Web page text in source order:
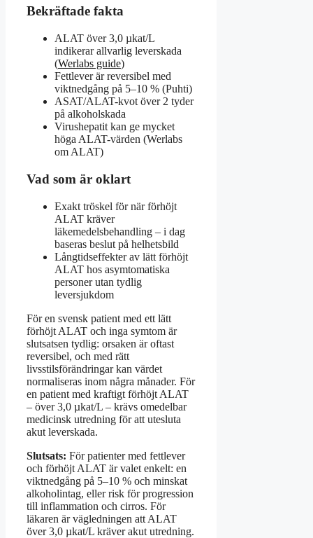
Bekräftade fakta
ALAT över 3,0 µkat/L
indikerar allvarlig leverskada
(Werlabs guide)
Fettlever är reversibel med
viktnedgång på 5–10 % (Puhti)
ASAT/ALAT-kvot över 2 tyder
på alkoholskada
Virushepatit kan ge mycket
höga ALAT-värden (Werlabs
om ALAT)
Vad som är oklart
Exakt tröskel för när förhöjt
ALAT kräver
läkemedelsbehandling – i dag
baseras beslut på helhetsbild
Långtidseffekter av lätt förhöjt
ALAT hos asymtomatiska
personer utan tydlig
leversjukdom
För en svensk patient med ett lätt
förhöjt ALAT och inga symtom är
slutsatsen tydlig: orsaken är oftast
reversibel, och med rätt
livsstilsförändringar kan värdet
normaliseras inom några månader. För
en patient med kraftigt förhöjt ALAT
– över 3,0 µkat/L – krävs omedelbar
medicinsk utredning för att utesluta
akut leverskada.
Slutsats: För patienter med fettlever
och förhöjt ALAT är valet enkelt: en
viktnedgång på 5–10 % och minskat
alkoholintag, eller risk för progression
till inflammation och cirros. För
läkaren är vägledningen att ALAT
över 3,0 µkat/L kräver akut utredning.